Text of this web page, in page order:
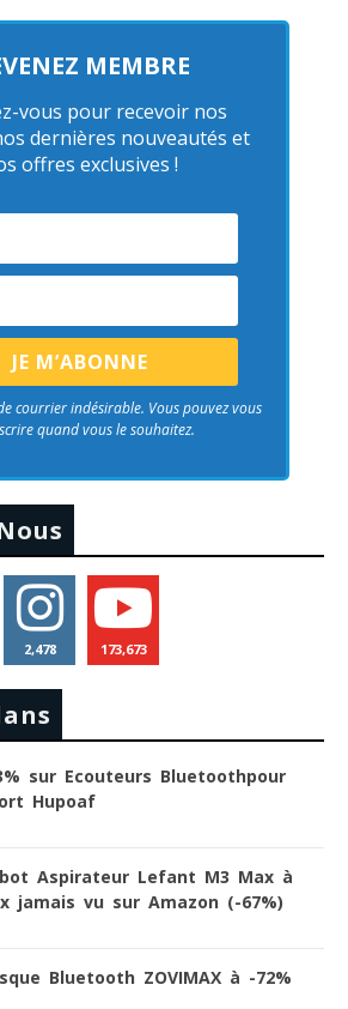
MEMBRE
vous pour recevoir nos
dernières nouveautés et
offres exclusives !
courrier indésirable. Vous pouvez vous
quand vous le souhaitez.
2,478 173,673
sur Ecouteurs Bluetoothpour
Hupoaf
Aspirateur Lefant M3 Max à
jamais vu sur Amazon (-67%)
Bluetooth ZOVIMAX à -72%